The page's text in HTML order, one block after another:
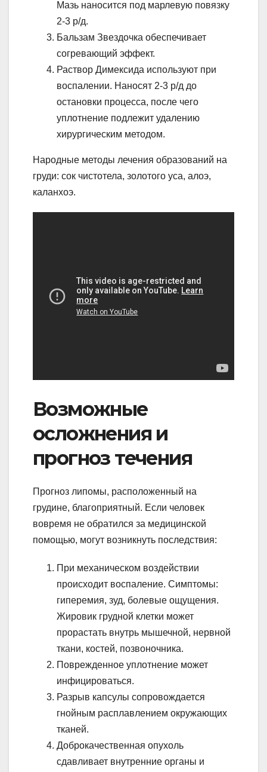
Мазь наносится под марлевую повязку
2-3 р/д.
Бальзам Звездочка обеспечивает
согревающий эффект.
Раствор Димексида используют при
воспалении. Наносят 2-3 р/д до
остановки процесса, после чего
уплотнение подлежит удалению
хирургическим методом.
Народные методы лечения образований на
груди: сок чистотела, золотого уса, алоэ,
каланхоэ.
Возможные
осложнения и
прогноз течения
Прогноз липомы, расположенный на
грудине, благоприятный. Если человек
вовремя не обратился за медицинской
помощью, могут возникнуть последствия:
При механическом воздействии
происходит воспаление. Симптомы:
гиперемия, зуд, болевые ощущения.
Жировик грудной клетки может
прорастать внутрь мышечной, нервной
ткани, костей, позвоночника.
Поврежденное уплотнение может
инфицироваться.
Разрыв капсулы сопровождается
гнойным расплавлением окружающих
тканей.
Доброкачественная опухоль
сдавливает внутренние органы и